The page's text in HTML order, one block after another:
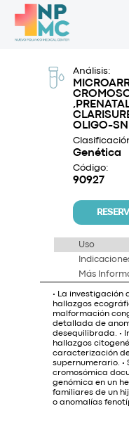
Análisis:
OLIGO-
Genética
Código:
90927
Uso
Más
• La investigación
hallazgos
malformación
detallada de
desequilibrada. •
hallazgos
caracterización
supernumerario. •
cromosómica
genómica en un
familiares de un
o anomalías